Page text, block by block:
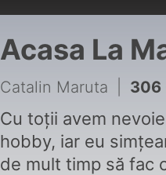
Acasa La
Catalin Maruta 306 - Dr. Teodor Buliga: O
Cu toții avem
hobby, iar eu
de mult timp să fac